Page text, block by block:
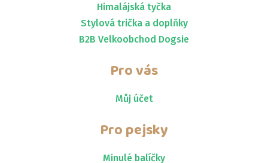
Himalájská tyčka
Stylová trička a doplňky
B2B Velkoobchod Dogsie
Pro vás
Můj účet
Pro pejsky
Minulé balíčky